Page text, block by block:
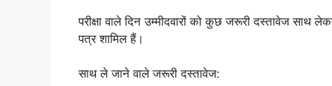
परीक्षा वाले दिन उम्मीदवारों को कुछ जरूरी दस्तावेज साथ
पत्र शामिल हैं।
साथ ले जाने वाले जरूरी दस्तावेज: